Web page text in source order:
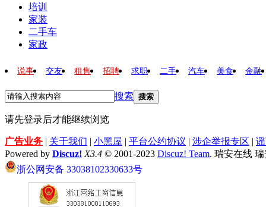
培训
家装
二手车
家政
说事 交友 租售 招聘 求职 二手 汽车 美食 金融
搜索 搜索
请先登录后才能继续浏览
广告业务 | 关于我们 | 小黑屋 | 平台公约协议 | 涉企举报专区 |
Powered by Discuz! X3.4 © 2001-2023 Discuz! Team. 瑞安在线
浙公网安备 33038102330633号